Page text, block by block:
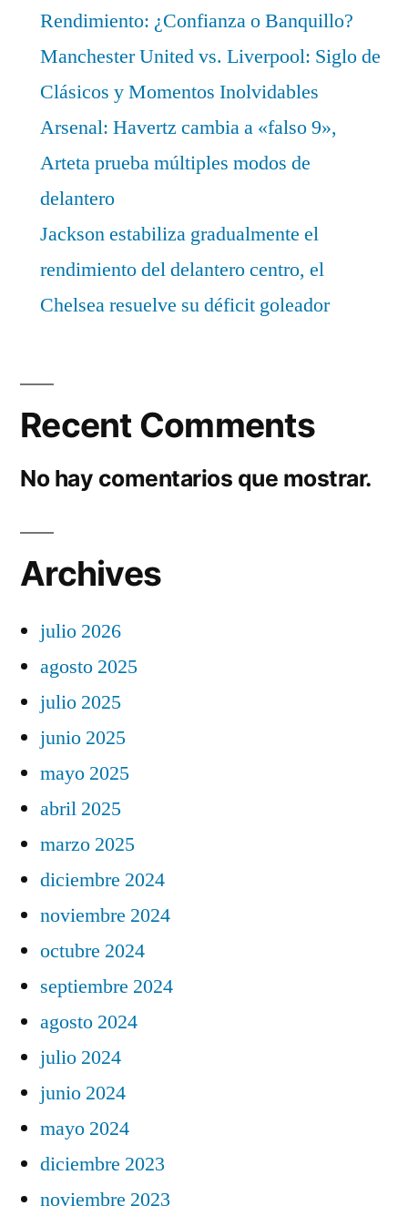
Rendimiento: ¿Confianza o Banquillo?
Manchester United vs. Liverpool: Siglo de
Clásicos y Momentos Inolvidables
Arsenal: Havertz cambia a «falso 9»,
Arteta prueba múltiples modos de
delantero
Jackson estabiliza gradualmente el
rendimiento del delantero centro, el
Chelsea resuelve su déficit goleador
Recent Comments
No hay comentarios que mostrar.
Archives
julio 2026
agosto 2025
julio 2025
junio 2025
mayo 2025
abril 2025
marzo 2025
diciembre 2024
noviembre 2024
octubre 2024
septiembre 2024
agosto 2024
julio 2024
junio 2024
mayo 2024
diciembre 2023
noviembre 2023